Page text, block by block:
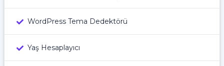
WordPress Tema Dedektörü
Yaş Hesaplayıcı